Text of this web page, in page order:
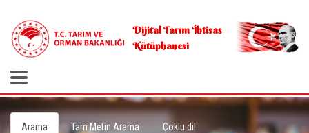
Dijital Tarım İhtisas
Kütüphanesi
Arama Tam Metin Arama Çoklu dil